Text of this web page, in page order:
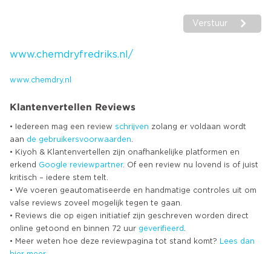
Verstuur
www.chemdryfredriks.nl/
www.chemdry.nl
Klantenvertellen Reviews
• Iedereen mag een review schrijven zolang er voldaan wordt
aan de gebruikersvoorwaarden
• Kiyoh & Klantenvertellen zijn onafhankelijke platformen en
erkend Google reviewpartner. Of een review nu lovend is of juist
kritisch – iedere stem telt.
• We voeren geautomatiseerde en handmatige controles uit om
valse reviews zoveel mogelijk tegen te gaan.
• Reviews die op eigen initiatief zijn geschreven worden direct
online getoond en binnen 72 uur geverifieerd
• Meer weten hoe deze reviewpagina tot stand komt?
Lees dan